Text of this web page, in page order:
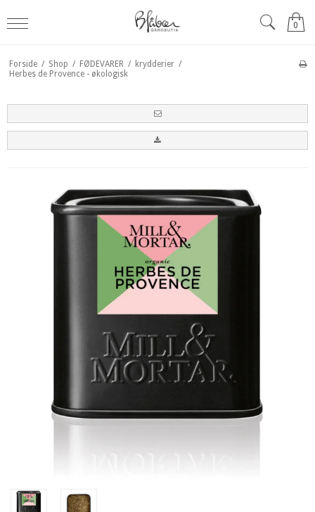
0
Forside / Shop / FØDEVARER / krydderier /
Herbes de Provence - økologisk